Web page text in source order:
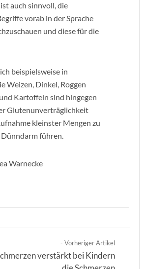
auch sinnvoll, die
vorab in der Sprache
und diese für die
beispielsweise in
Weizen, Dinkel, Roggen
Kartoffeln sind hingegen
Glutenunverträglichkeit
kleinster Mengen zu
führen.
Warnecke
- Vorheriger Artikel
verstärkt bei Kindern